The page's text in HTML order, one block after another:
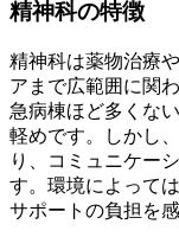
精神科の特徴
精神科は薬物治療
アまで広範囲に関
急病棟ほど多くな
軽めです。しかし
り、コミュニケー
す。環境によって
サポートの負担を